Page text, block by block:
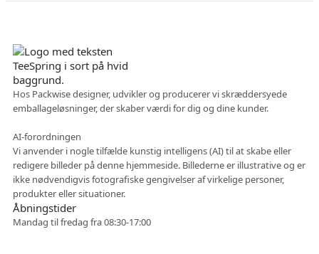
Hos Packwise designer, udvikler og producerer vi skræddersyede
emballageløsninger, der skaber værdi for dig og dine kunder.
AI-forordningen
Vi anvender i nogle tilfælde kunstig intelligens (AI) til at skabe eller
redigere billeder på denne hjemmeside. Billederne er illustrative og er
ikke nødvendigvis fotografiske gengivelser af virkelige personer,
produkter eller situationer.
Åbningstider
Mandag til fredag fra 08:30-17:00